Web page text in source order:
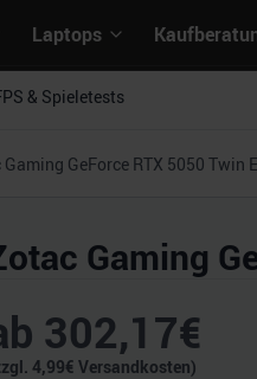
Laptops
& Spieletests
Gaming GeForce RTX 5050 Twin
Gaming
302,17€
4,99€ Versandkosten)